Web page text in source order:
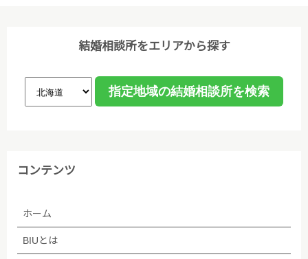
力やデータベース作成などのために、委託先のサーバ
扱いを委託する場合、個人情報の取り扱いに関する守
秘義務契約等を委託先と締結し､適切に管理・監督し
(6)個人情報保護の状況を定期的に確認、見直しを行
い、継続的に改善します。
結婚相談所をエリアから探す
コンテンツ
ホーム
BIUとは